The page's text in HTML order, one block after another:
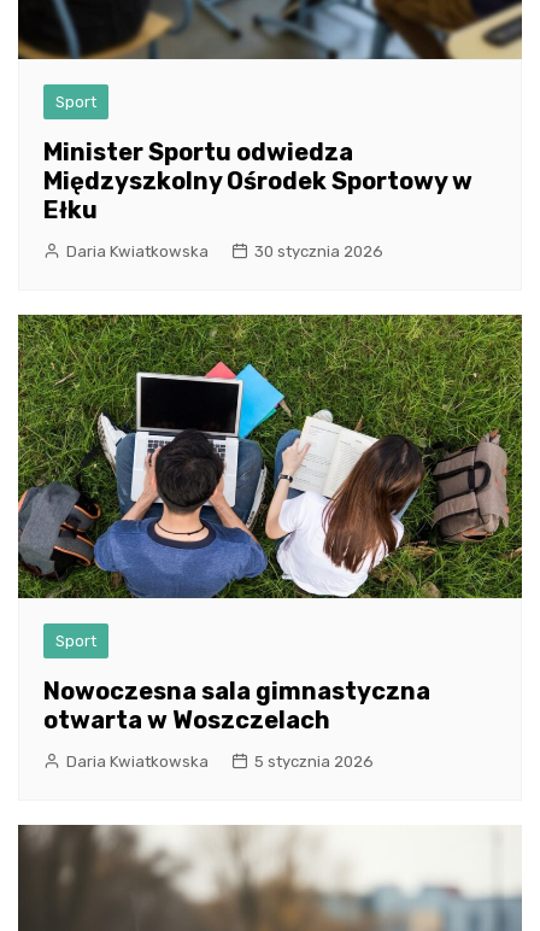
Sport
Minister Sportu odwiedza
Międzyszkolny Ośrodek Sportowy w
Ełku
Daria Kwiatkowska 30 stycznia 2026
Sport
Nowoczesna sala gimnastyczna
otwarta w Woszczelach
Daria Kwiatkowska 5 stycznia 2026